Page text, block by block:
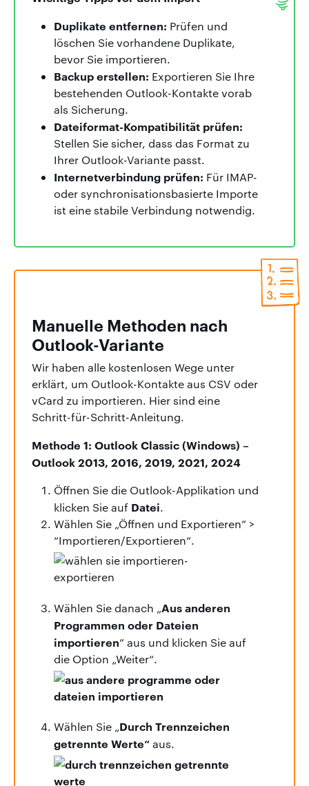
Duplikate entfernen: Prüfen und
löschen Sie vorhandene Duplikate,
bevor Sie importieren.
Backup erstellen: Exportieren Sie Ihre
bestehenden Outlook-Kontakte vorab
als Sicherung.
Dateiformat-Kompatibilität prüfen:
Stellen Sie sicher, dass das Format zu
Ihrer Outlook-Variante passt.
Internetverbindung prüfen: Für IMAP-
oder synchronisationsbasierte Importe
ist eine stabile Verbindung notwendig.
Manuelle Methoden nach
Outlook-Variante
Wir haben alle kostenlosen Wege unter
erklärt, um Outlook-Kontakte aus CSV oder
vCard zu importieren. Hier sind eine
Schritt-für-Schritt-Anleitung.
Methode 1: Outlook Classic (Windows) –
Outlook 2013, 2016, 2019, 2021, 2024
Öffnen Sie die Outlook-Applikation und
klicken Sie auf Datei.
Wählen Sie „Öffnen und Exportieren” >
“Importieren/Exportieren“.
Wählen Sie danach „Aus anderen
Programmen oder Dateien
importieren” aus und klicken Sie auf
die Option „Weiter“.
Wählen Sie „Durch Trennzeichen
getrennte Werte“aus.